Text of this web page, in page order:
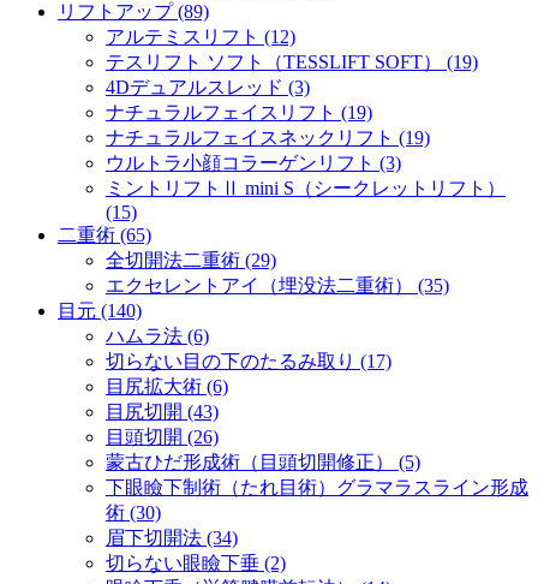
リフトアップ (89)
アルテミスリフト (12)
テスリフト ソフト（TESSLIFT SOFT） (19)
4Dデュアルスレッド (3)
ナチュラルフェイスリフト (19)
ナチュラルフェイスネックリフト (19)
ウルトラ小顔コラーゲンリフト (3)
ミントリフトⅡ mini S（シークレットリフト）
(15)
二重術 (65)
全切開法二重術 (29)
エクセレントアイ（埋没法二重術） (35)
目元 (140)
ハムラ法 (6)
切らない目の下のたるみ取り (17)
目尻拡大術 (6)
目尻切開 (43)
目頭切開 (26)
蒙古ひだ形成術（目頭切開修正） (5)
下眼瞼下制術（たれ目術）グラマラスライン形成
術 (30)
眉下切開法 (34)
切らない眼瞼下垂 (2)